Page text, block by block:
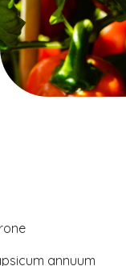
annuum